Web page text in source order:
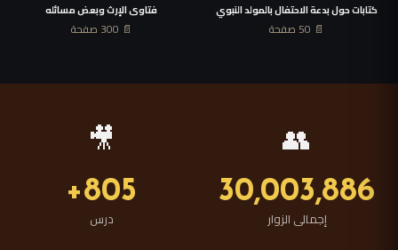
كتابات حول بدعة الاحتفال بالمولد النبوي
📄 50 صفحة
فتاوى الإرث وبعض مسائله
📄 300 صفحة
👥
30,003,886
إجمالى الزوار
🎥
805+
درس